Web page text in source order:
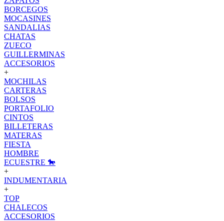
BORCEGOS
MOCASINES
SANDALIAS
CHATAS
ZUECO
GUILLERMINAS
ACCESORIOS
+
MOCHILAS
CARTERAS
BOLSOS
PORTAFOLIO
CINTOS
BILLETERAS
MATERAS
FIESTA
HOMBRE
ECUESTRE 🐎
+
INDUMENTARIA
+
TOP
CHALECOS
ACCESORIOS